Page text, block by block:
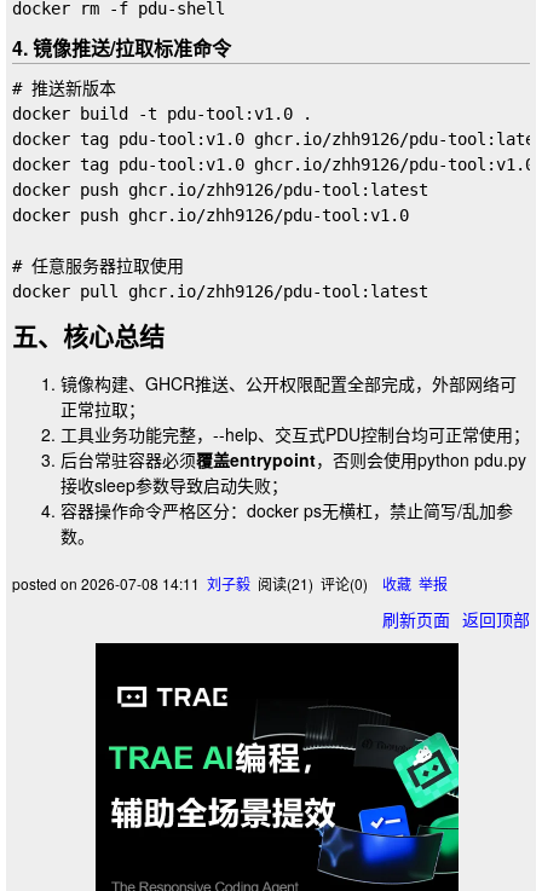
4. 镜像推送/拉取标准命令
# 推送新版本
docker build -t pdu-tool:v1.0 .
docker tag pdu-tool:v1.0 ghcr.io/zhh9126/pdu-
docker tag pdu-tool:v1.0 ghcr.io/zhh9126/pdu-tool:v1.0
docker push ghcr.io/zhh9126/pdu-tool:latest
docker push ghcr.io/zhh9126/pdu-tool:v1.0
# 任意服务器拉取使用
五、核心总结
镜像构建、GHCR推送、公开权限配置全部完成，外部网络可
正常拉取；
工具业务功能完整， --help、交互式PDU控制台均可正常使用；
后台常驻容器必须覆盖entrypoint，否则会使用python pdu.py
接收sleep参数导致启动失败；
容器操作命令严格区分： docker ps无横杠，禁止简写/乱加参
数。
posted on 2026-07-08 14:11 刘子毅 阅读(21) 评论(0) 收藏 举报
刷新页面 返回顶部